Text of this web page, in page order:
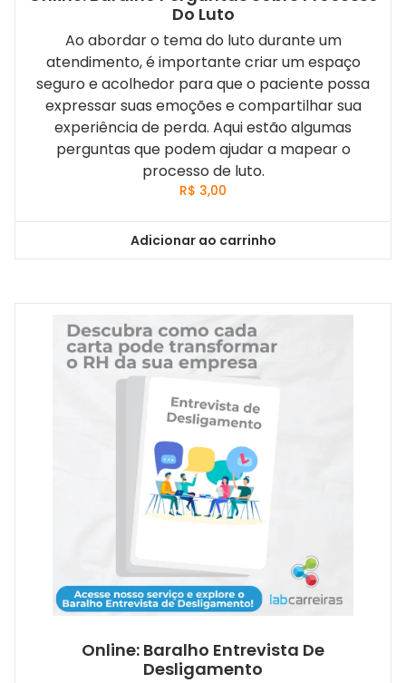
Do Luto
Ao abordar o tema do luto durante um
atendimento, é importante criar um espaço
seguro e acolhedor para que o paciente possa
expressar suas emoções e compartilhar sua
experiência de perda. Aqui estão algumas
perguntas que podem ajudar a mapear o
processo de luto.
R$ 3,00
Adicionar ao carrinho
Online: Baralho Entrevista De
Desligamento